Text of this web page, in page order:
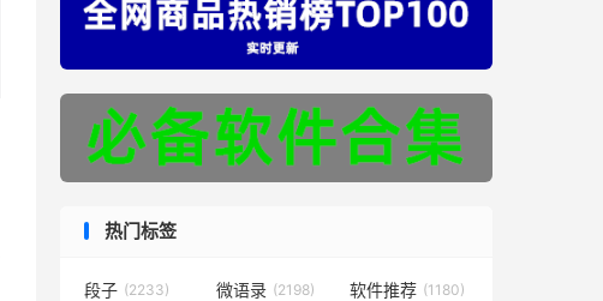
热门标签
段子 (2233) 微语录 (2198) 软件推荐 (1180)